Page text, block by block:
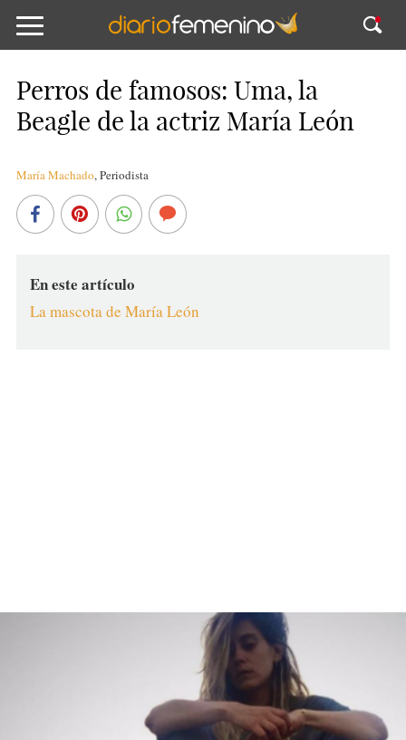
Perros de famosos: Uma, la
Beagle de la actriz María León
María Machado,Periodista
En este artículo
La mascota de María León